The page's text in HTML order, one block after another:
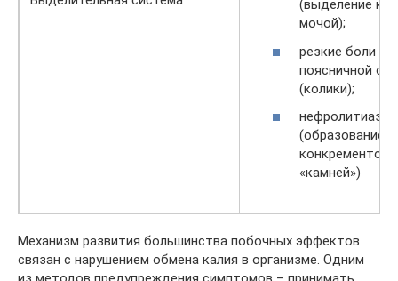
(выделение
мочой);
резкие боли в
поясничной
(колики);
нефролитиаз
(образование
конкрементов
«камней»)
Механизм развития большинства побочных эффектов
связан с нарушением обмена калия в организме. Одним